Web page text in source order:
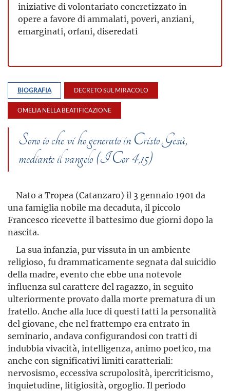
iniziative di volontariato concretizzato in
opere a favore di ammalati, poveri, anziani,
emarginati, orfani, diseredati
BIOGRAFIA DECRETO SUL MIRACOLO
OMELIA NELLA BEATIFICAZIONE
Sono io che vi ho generato in Cristo Gesù,
mediante il vangelo (I Cor 4,15)
Nato a Tropea (Catanzaro) il 3 gennaio 1901 da
una famiglia nobile ma decaduta, il piccolo
Francesco ricevette il battesimo due giorni dopo la
nascita.
La sua infanzia, pur vissuta in un ambiente
religioso, fu drammaticamente segnata dal suicidio
della madre, evento che ebbe una notevole
influenza sul carattere del ragazzo, in seguito
ulteriormente provato dalla morte prematura di un
fratello. Anche alla luce di questi fatti la personalità
del giovane, che nel frattempo era entrato in
seminario, andava configurandosi con tratti di
indubbia vivacità, intelligenza, animo poetico, ma
anche con significativi limiti caratteriali:
nervosismo, eccessiva scrupolosità, ipercriticismo,
inquietudine, litigiosità, orgoglio. Il periodo